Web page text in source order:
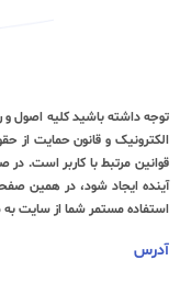
توجه داشته باشید کلیه اصول و
الکترونیک و قانون حمایت از
قوانین مرتبط با کاربر است. در
آینده ایجاد شود، در همین
استفاده مستمر شما از سایت
آدرس